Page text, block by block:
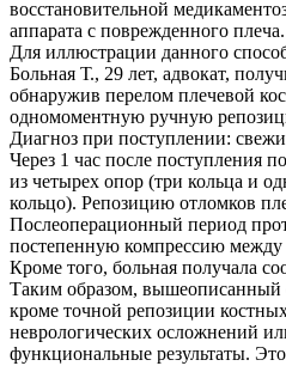
восстановительной
аппарата с поврежденного плеча.
Для иллюстрации данного
Больная Т., 29 лет, адвокат,
обнаружив перелом плечевой
одномоментную ручную
Диагноз при поступлении:
Через 1 час после поступления
из четырех опор (три кольца и
кольцо). Репозицию отломков
Послеоперационный период
постепенную компрессию
Кроме того, больная получала
Таким образом, вышеописанный
кроме точной репозиции
неврологических осложнений
функциональные результаты.